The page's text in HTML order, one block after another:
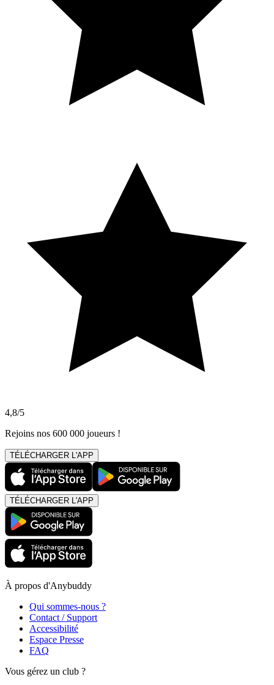
4,8/5
Rejoins nos 600 000 joueurs !
TÉLÉCHARGER L'APP
TÉLÉCHARGER L'APP
À propos d'Anybuddy
Qui sommes-nous ?
Contact / Support
Accessibilité
Espace Presse
FAQ
Vous gérez un club ?